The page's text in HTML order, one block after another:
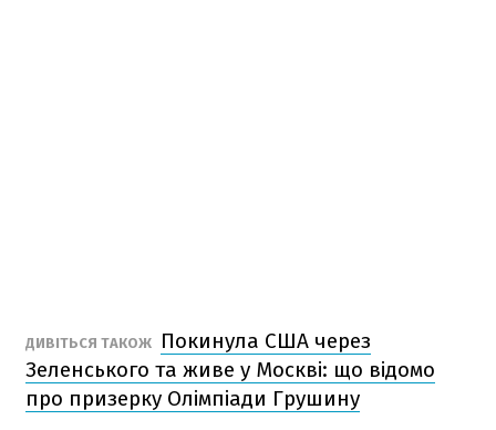
ДИВІТЬСЯ ТАКОЖ
Покинула США через
Зеленського та живе у Москві: що відомо
про призерку Олімпіади Грушину